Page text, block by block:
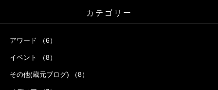
カテゴリー
アワード （6）
イベント （8）
その他(蔵元ブログ) （8）